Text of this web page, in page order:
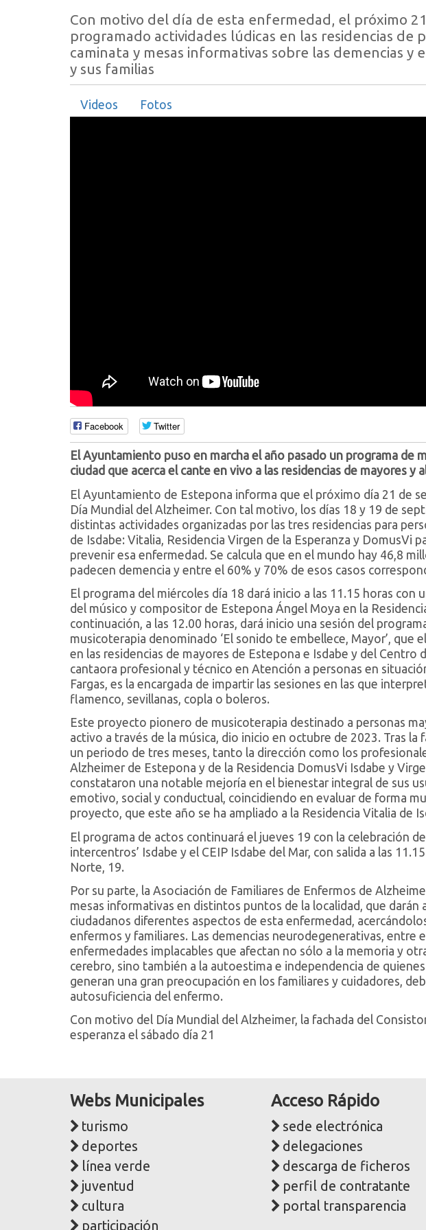
Con motivo del día de esta enfermedad, el próximo
programado actividades lúdicas en las residencias de
caminata y mesas informativas sobre las demencias y
y sus familias
Videos Fotos
Facebook Twitter
El Ayuntamiento puso en marcha el año pasado un programa de
ciudad que acerca el cante en vivo a las residencias de mayores y
El Ayuntamiento de Estepona informa que el próximo día 21 de
Día Mundial del Alzheimer. Con tal motivo, los días 18 y 19 de
distintas actividades organizadas por las tres residencias para
de Isdabe: Vitalia, Residencia Virgen de la Esperanza y DomusVi
prevenir esa enfermedad. Se calcula que en el mundo hay 46,8
padecen demencia y entre el 60% y 70% de esos casos
El programa del miércoles día 18 dará inicio a las 11.15 horas con
del músico y compositor de Estepona Ángel Moya en la
continuación, a las 12.00 horas, dará inicio una sesión del
musicoterapia denominado ‘El sonido te embellece, Mayor’, que
en las residencias de mayores de Estepona e Isdabe y del Centro
cantaora profesional y técnico en Atención a personas en
Fargas, es la encargada de impartir las sesiones en las que
flamenco, sevillanas, copla o boleros.
Este proyecto pionero de musicoterapia destinado a personas
activo a través de la música, dio inicio en octubre de 2023. Tras la
un periodo de tres meses, tanto la dirección como los
Alzheimer de Estepona y de la Residencia DomusVi Isdabe y
constataron una notable mejoría en el bienestar integral de sus
emotivo, social y conductual, coincidiendo en evaluar de forma
proyecto, que este año se ha ampliado a la Residencia Vitalia de
El programa de actos continuará el jueves 19 con la celebración
intercentros’ Isdabe y el CEIP Isdabe del Mar, con salida a las
Norte, 19.
Por su parte, la Asociación de Familiares de Enfermos de
mesas informativas en distintos puntos de la localidad, que darán
ciudadanos diferentes aspectos de esta enfermedad,
enfermos y familiares. Las demencias neurodegenerativas, entre
enfermedades implacables que afectan no sólo a la memoria y
cerebro, sino también a la autoestima e independencia de
generan una gran preocupación en los familiares y cuidadores,
autosuficiencia del enfermo.
Con motivo del Día Mundial del Alzheimer, la fachada del
esperanza el sábado día 21
Webs Municipales
turismo
deportes
línea verde
juventud
cultura
participación
Acceso Rápido
sede electrónica
delegaciones
descarga de ficheros
perfil de contratante
portal transparencia